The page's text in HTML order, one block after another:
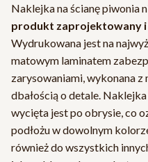
Naklejka na ścianę piwonia
produkt zaprojektowany
Wydrukowana jest na
matowym laminatem
zarysowaniami, wykonana
dbałością o detale. Naklejka
wycięta jest po obrysie, co
podłożu w dowolnym
również do wszystkich